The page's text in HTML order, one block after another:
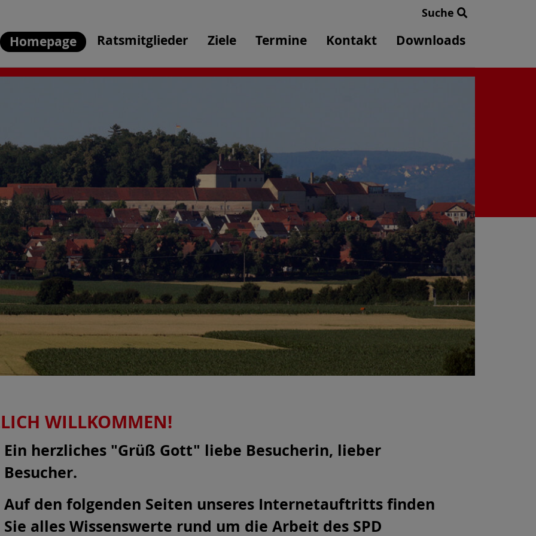
Suche
Homepage Ratsmitglieder Ziele Termine Kontakt Downloads
WILLKOMMEN!
Ein herzliches "Grüß Gott" liebe Besucherin, lieber
Besucher.
Auf den folgenden Seiten unseres Internetauftritts finden
Sie alles Wissenswerte rund um die Arbeit des SPD